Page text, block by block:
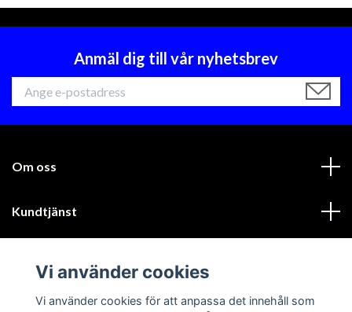
Anmäl dig till vår nyhetsbrev
Om oss
Kundtjänst
Sociala medier
Vi använder cookies
Vi använder cookies för att anpassa det innehåll som